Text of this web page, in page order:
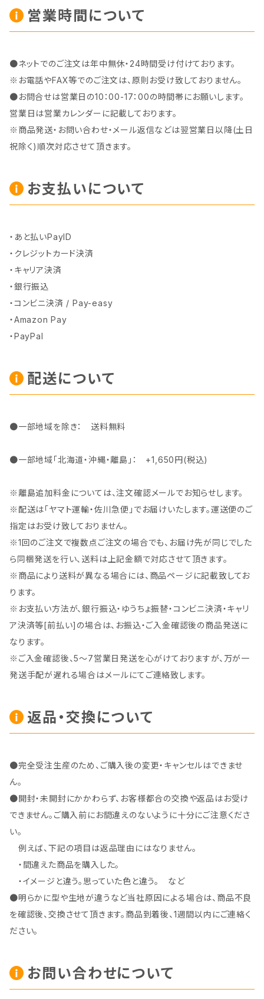
営業時間について
●ネットでのご注文は年中無休・24時間受け付けております。
※お電話やFAX等でのご注文は、原則お受け致しておりません。
●お問合せは営業日の10：00-17：00の時間帯にお願いします。
営業日は営業カレンダーに記載しております。
※商品発送・お問い合わせ・メール返信などは翌営業日以降(土日
祝除く)順次対応させて頂きます。
お支払いについて
・あと払いPayID
・クレジットカード決済
・キャリア決済
・銀行振込
・コンビニ決済 / Pay-easy
・Amazon Pay
・PayPal
配送について
●一部地域を除き： 送料無料
●一部地域「北海道・沖縄・離島」： +1,650円(税込)
※離島追加料金については、注文確認メールでお知らせします。
※配送は「ヤマト運輸・佐川急便」でお届けいたします。運送便のご
指定はお受け致しておりません。
※1回のご注文で複数点ご注文の場合でも、お届け先が同じでした
ら同梱発送を行い、送料は上記金額で対応させて頂きます。
※商品により送料が異なる場合には、商品ページに記載致してお
ります。
※お支払い方法が、銀行振込・ゆうちょ振替・コンビニ決済・キャリ
ア決済等[前払い]の場合は、お振込・ご入金確認後の商品発送に
なります。
※ご入金確認後、5～7営業日発送を心がけておりますが、万が一
発送手配が遅れる場合はメールにてご連絡致します。
返品・交換について
●完全受注生産のため、ご購入後の変更・キャンセルはできませ
ん。
●開封・未開封にかかわらず、お客様都合の交換や返品はお受け
できません。ご購入前にお間違えのないように十分にご注意くださ
い。
例えば、下記の項目は返品理由にはなりません。
・間違えた商品を購入した。
・イメージと違う。思っていた色と違う。 など
●明らかに型や生地が違うなど当社原因による場合は、商品不良
を確認後、交換させて頂きます。商品到着後、1週間以内にご連絡く
ださい。
お問い合わせについて